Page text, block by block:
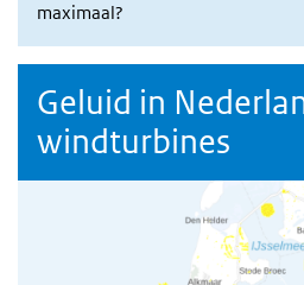
maximaal?
Geluid in
windturbines